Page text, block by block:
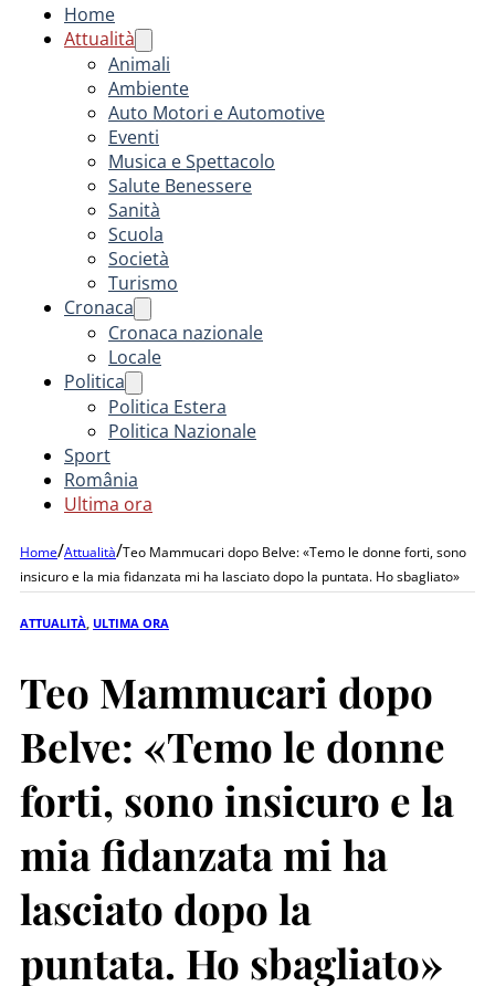
Home
Attualità
Animali
Ambiente
Auto Motori e Automotive
Eventi
Musica e Spettacolo
Salute Benessere
Sanità
Scuola
Società
Turismo
Cronaca
Cronaca nazionale
Locale
Politica
Politica Estera
Politica Nazionale
Sport
România
Ultima ora
Home/Attualità/Teo Mammucari dopo Belve: «Temo le donne forti, sono
insicuro e la mia fidanzata mi ha lasciato dopo la puntata. Ho sbagliato»
ATTUALITÀ ULTIMA ORA
Teo Mammucari dopo
Belve: «Temo le donne
forti, sono insicuro e la
mia fidanzata mi ha
lasciato dopo la
puntata. Ho sbagliato»